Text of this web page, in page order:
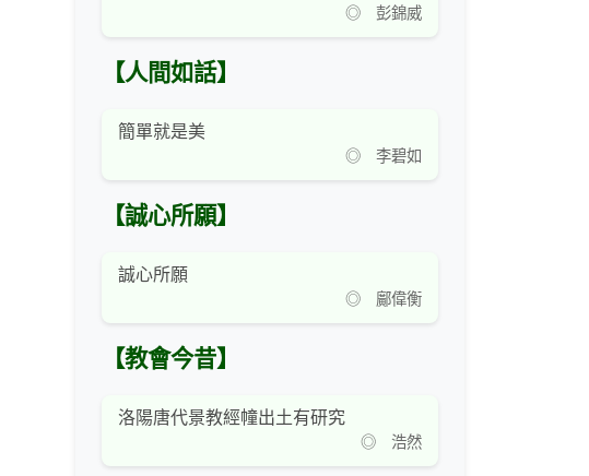
◎ 彭錦威
【人間如話】
簡單就是美
◎ 李碧如
【誠心所願】
誠心所願
◎ 鄺偉衡
【教會今昔】
洛陽唐代景教經幢出土有研究
◎ 浩然